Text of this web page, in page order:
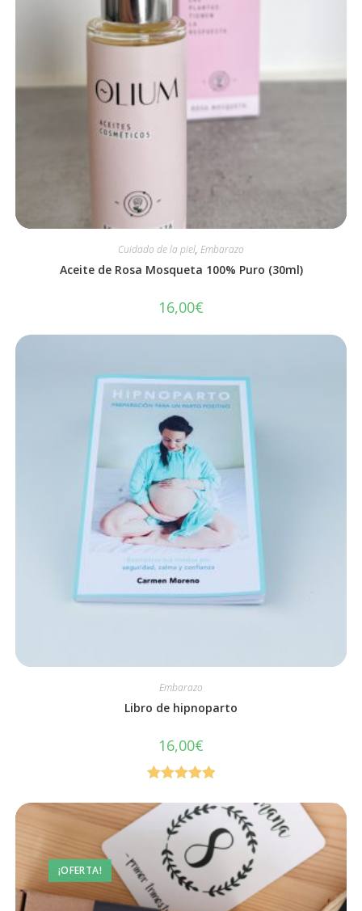
Cuidado de la piel, Embarazo
Aceite de Rosa Mosqueta 100% Puro (30ml)
16,00€
Embarazo
Libro de hipnoparto
16,00€
5.00de 5
¡OFERTA!